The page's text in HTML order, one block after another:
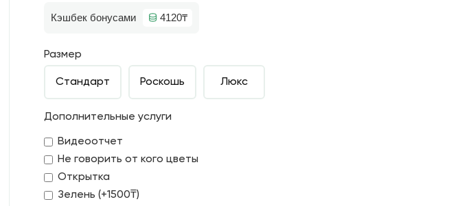
Кэшбек бонусами 4120₸
Размер
Стандарт Роскошь Люкс
Дополнительные услуги
Видеоотчет
Не говорить от кого цветы
Открытка
Зелень (+1500₸)